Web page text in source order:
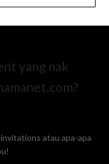
yang nak
atau apa-apa